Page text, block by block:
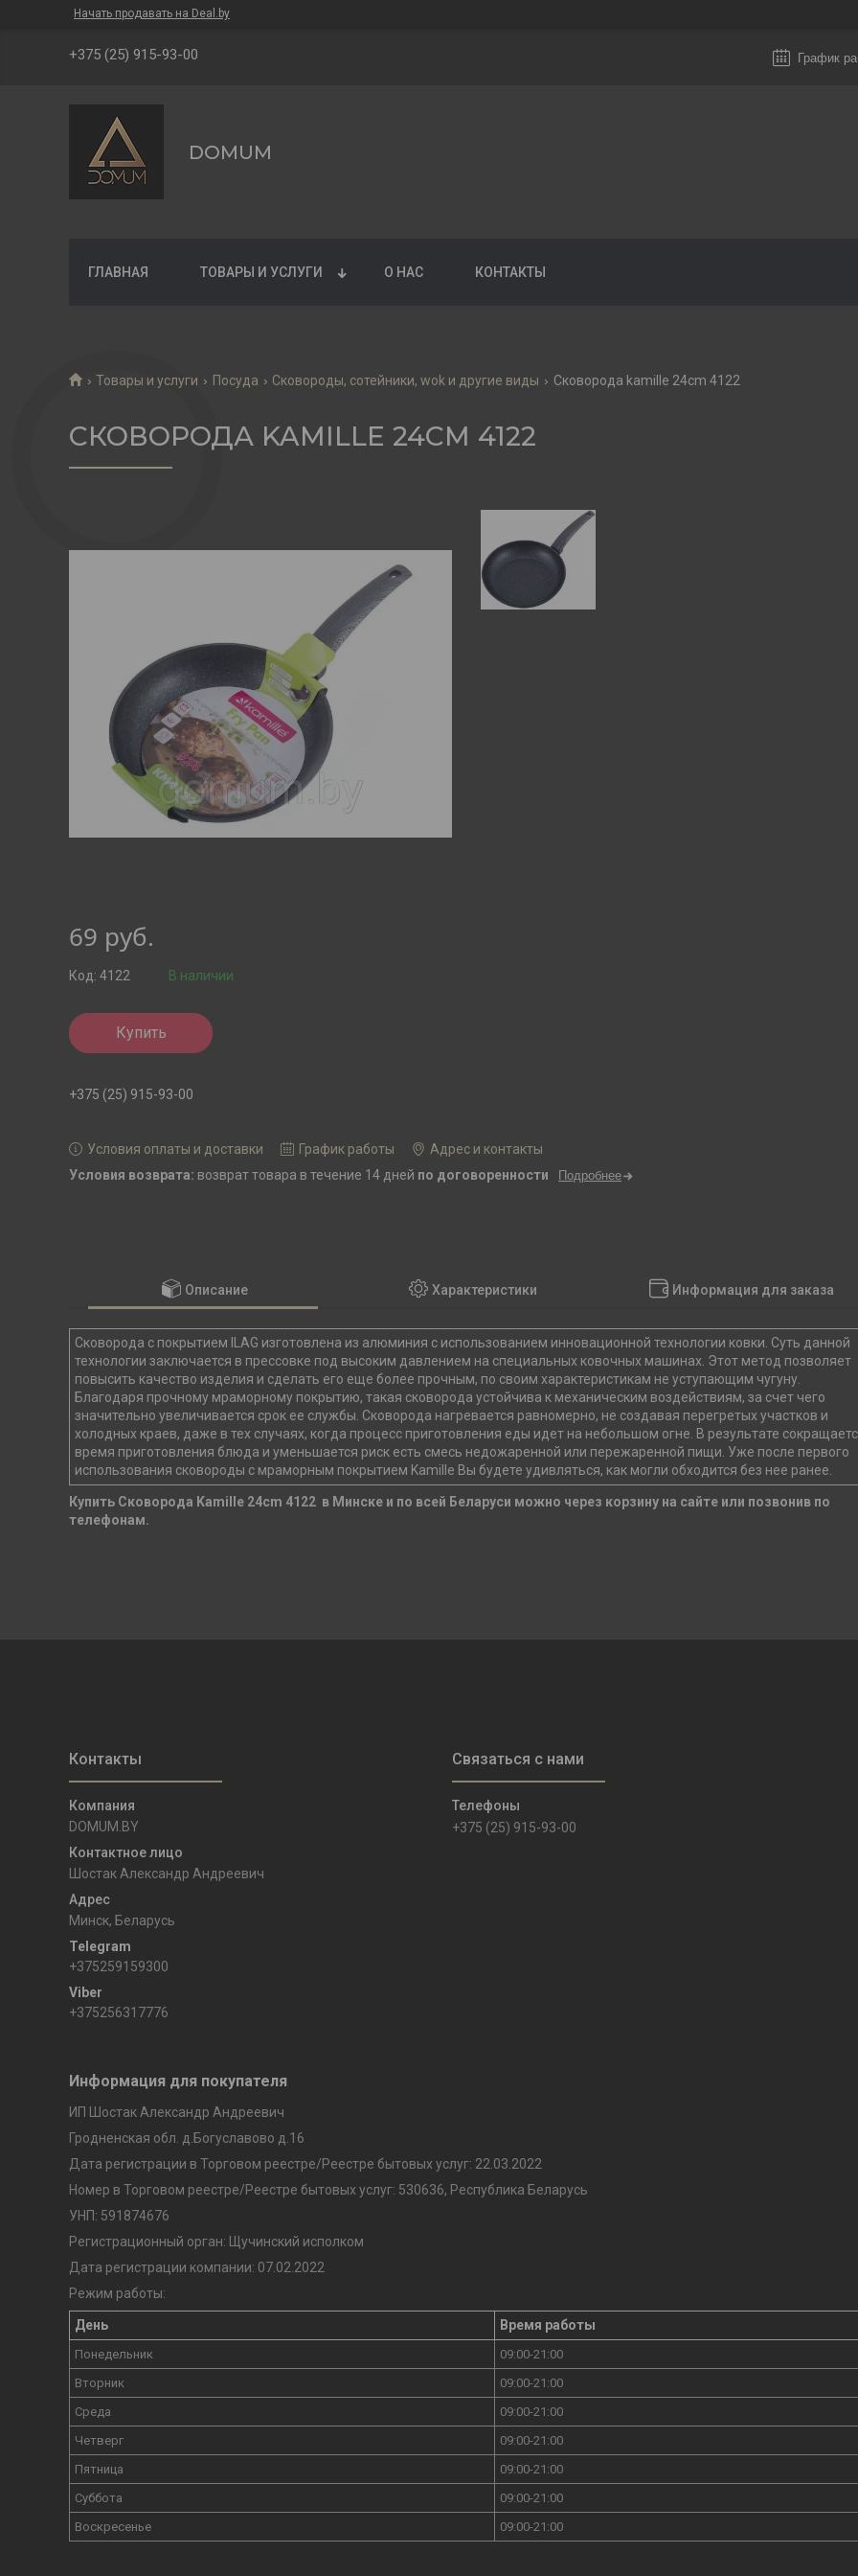
Начать продавать на Deal.by
+375 (25) 915-93-00 График
DOMUM
ГЛАВНАЯ ТОВАРЫ И УСЛУГИ О НАС КОНТАКТЫ
Товары и услуги Посуда Сковороды, сотейники, wok и другие виды Сковорода kamille 24cm 4122
СКОВОРОДА KAMILLE 24CM 4122
69 руб.
В наличии
Код: 4122
Купить
+375 (25) 915-93-00
Условия оплаты и доставки График работы
Адрес и контакты
возврат товара в течение 14 дней по договоренности Подробнее
Описание Характеристики Информация для заказа
Сковорода с покрытием ILAG изготовлена из алюминия с использованием инновационной технологии ковки. Суть данной
технологии заключается в прессовке под высоким давлением на специальных ковочных машинах. Этот метод позволяет
повысить качество изделия и сделать его еще более прочным, по своим характеристикам не уступающим чугуну.
Благодаря прочному мраморному покрытию, такая сковорода устойчива к механическим воздействиям, за счет чего
значительно увеличивается срок ее службы. Сковорода нагревается равномерно, не создавая перегретых участков и
холодных краев, даже в тех случаях, когда процесс приготовления еды идет на небольшом огне. В результате
время приготовления блюда и уменьшается риск есть смесь недожаренной или пережаренной пищи. Уже после первого
использования сковороды с мраморным покрытием Kamille Вы будете удивляться, как могли обходится без нее ранее.
Купить Сковорода Kamille 24cm 4122 в Минске и по всей Беларуси можно через корзину на сайте или позвонив по
телефонам.
DOMUM.BY
Шостак Александр Андреевич
Минск, Беларусь
+375259159300
+375256317776
+375 (25) 915-93-00
Информация для покупателя
ИП Шостак Александр Андреевич
Гродненская обл. д.Богуславово д.16
Дата регистрации в Торговом реестре/Реестре бытовых услуг: 22.03.2022
Номер в Торговом реестре/Реестре бытовых услуг: 530636, Республика Беларусь
УНП: 591874676
Регистрационный орган: Щучинский исполком
Дата регистрации компании: 07.02.2022
Режим работы:
День Время работы
Понедельник
09:00-21:00
Вторник
09:00-21:00
Среда
09:00-21:00
Четверг
09:00-21:00
Пятница
09:00-21:00
Суббота
09:00-21:00
Воскресенье
09:00-21:00